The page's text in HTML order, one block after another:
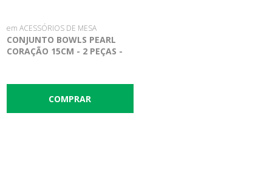
em ACESSÓRIOS DE MESA
CONJUNTO BOWLS PEARL
CORAÇÃO 15CM - 2 PEÇAS -